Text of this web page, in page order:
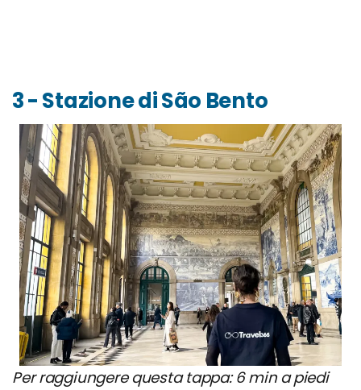
3 - Stazione di São Bento
Per raggiungere questa tappa: 6 min a piedi